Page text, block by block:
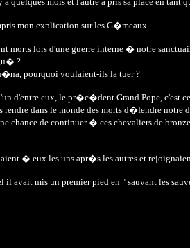
mon explication sur les G�meaux.
morts lors d'une guerre interne � notre
?
pourquoi voulaient-ils la tuer ?
d'entre eux, le pr�c�dent Grand Pope, c'est
dans le monde des morts d�fendre
chance de continuer � ces chevaliers de
� eux les uns apr�s les autres et
mis un premier pied en " sauvant les